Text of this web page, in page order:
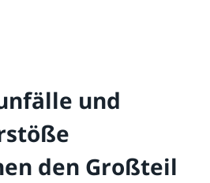
und
den Großteil